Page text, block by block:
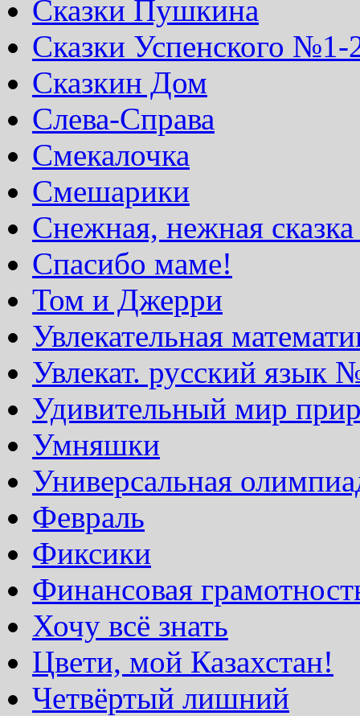
Сказки Пушкина
Сказки Успенского №1-
Сказкин Дом
Слева-Справа
Смекалочка
Смешарики
Снежная, нежная
Спасибо маме!
Том и Джерри
Увлекательная
Увлекат. русский язык
Удивительный мир
Умняшки
Универсальная
Февраль
Фиксики
Финансовая
Хочу всё знать
Цвети, мой Казахстан!
Четвёртый лишний